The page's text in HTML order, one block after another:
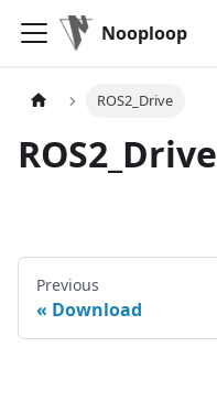
Nooploop
ROS2_Drive
ROS2_Drive
Previous
Download